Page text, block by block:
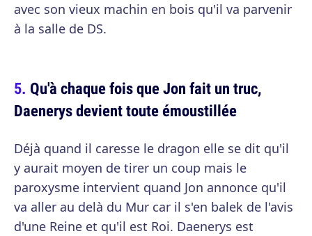
avec son vieux machin en bois qu'il va parvenir
à la salle de DS.
Qu'à chaque fois que Jon fait un truc,
Daenerys devient toute émoustillée
Déjà quand il caresse le dragon elle se dit qu'il
y aurait moyen de tirer un coup mais le
paroxysme intervient quand Jon annonce qu'il
va aller au delà du Mur car il s'en balek de l'avis
d'une Reine et qu'il est Roi. Daenerys est